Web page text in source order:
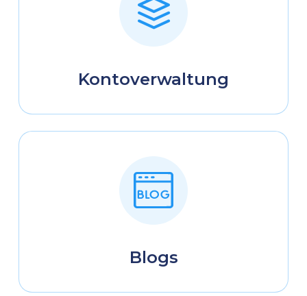
Kontoverwaltung
Blogs